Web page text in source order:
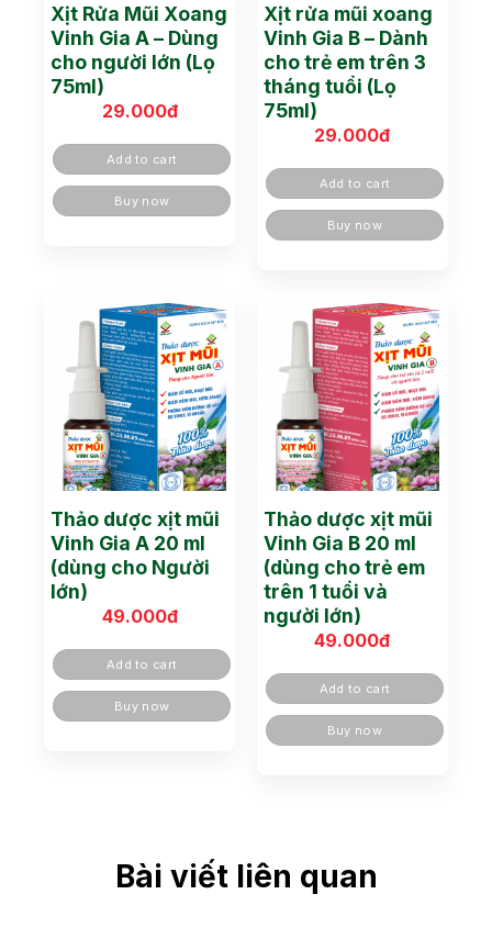
Xịt Rửa Mũi Xoang
Vinh Gia A – Dùng
cho người lớn (Lọ
75ml)
29.000đ
Add to cart
Buy now
Xịt rửa mũi xoang
Vinh Gia B – Dành
cho trẻ em trên 3
tháng tuổi (Lọ
75ml)
29.000đ
Add to cart
Buy now
Thảo dược xịt mũi
Vinh Gia A 20 ml
(dùng cho Người
lớn)
49.000đ
Add to cart
Buy now
Thảo dược xịt mũi
Vinh Gia B 20 ml
(dùng cho trẻ em
trên 1 tuổi và
người lớn)
49.000đ
Add to cart
Buy now
Bài viết liên quan